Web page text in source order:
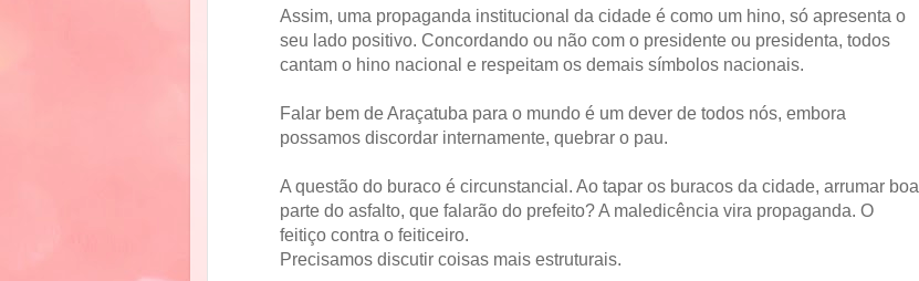
Assim, uma propaganda institucional da cidade é como um hino, só apresenta o
seu lado positivo. Concordando ou não com o presidente ou presidenta, todos
cantam o hino nacional e respeitam os demais símbolos nacionais.
Falar bem de Araçatuba para o mundo é um dever de todos nós, embora
possamos discordar internamente, quebrar o pau.
A questão do buraco é circunstancial. Ao tapar os buracos da cidade, arrumar boa
parte do asfalto, que falarão do prefeito? A maledicência vira propaganda. O
feitiço contra o feiticeiro.
Precisamos discutir coisas mais estruturais.